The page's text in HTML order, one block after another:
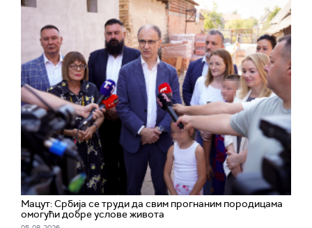
Мацут: Србија се труди да свим прогнаним породицама
омогући добре услове живота